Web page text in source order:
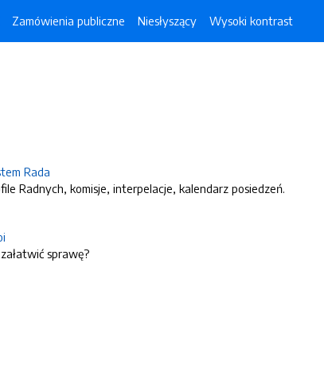
Zamówienia publiczne Niesłyszący Wysoki kontrast
Rada
Radnych, komisje, interpelacje, kalendarz posiedzeń.
załatwić sprawę?